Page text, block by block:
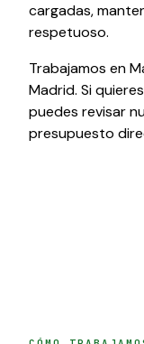
cargadas,
respetuoso.
Trabajamos en
Madrid. Si
puedes revisar
presupuesto